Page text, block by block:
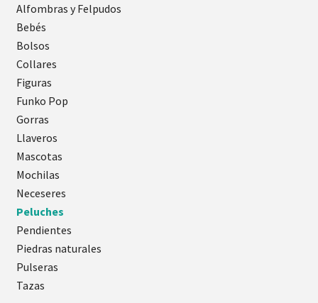
Alfombras y Felpudos
Bebés
Bolsos
Collares
Figuras
Funko Pop
Gorras
Llaveros
Mascotas
Mochilas
Neceseres
Peluches
Pendientes
Piedras naturales
Pulseras
Tazas